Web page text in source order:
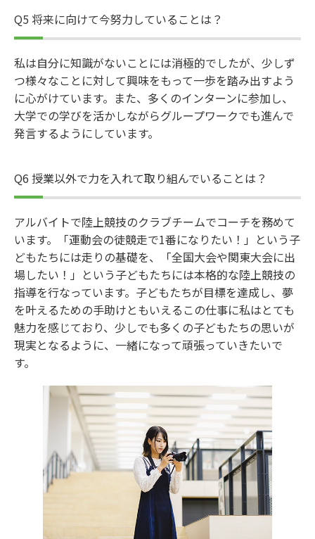
Q5 将来に向けて今努力していることは？
私は自分に知識がないことには消極的でしたが、少しず
つ様々なことに対して興味をもって一歩を踏み出すよう
に心がけています。また、多くのインターンに参加し、
大学での学びを活かしながらグループワークでも進んで
発言するようにしています。
Q6 授業以外で力を入れて取り組んでいることは？
アルバイトで陸上競技のクラブチームでコーチを務めて
います。「運動会の徒競走で1番になりたい！」という子
どもたちには走りの基礎を、「全国大会や関東大会に出
場したい！」という子どもたちには本格的な陸上競技の
指導を行なっています。子どもたちが目標を達成し、夢
を叶えるための手助けともいえるこの仕事に私はとても
魅力を感じており、少しでも多くの子どもたちの思いが
現実となるように、一緒になって頑張っていきたいで
す。